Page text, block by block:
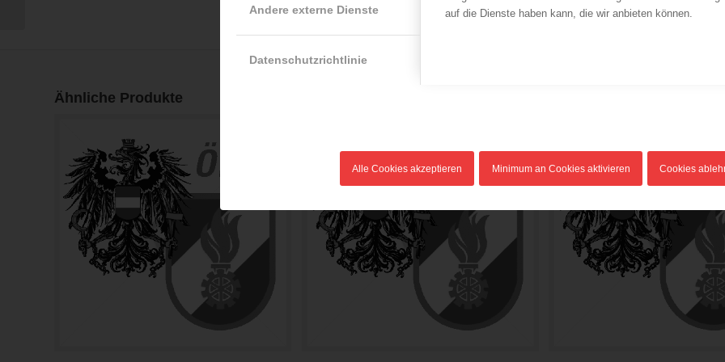
Andere externe Dienste
Datenschutzrichtlinie
auf die Dienste haben kann, die wir anbieten können.
Alle Cookies akzeptieren Minimum an Cookies aktivieren Cookies
Ähnliche Produkte